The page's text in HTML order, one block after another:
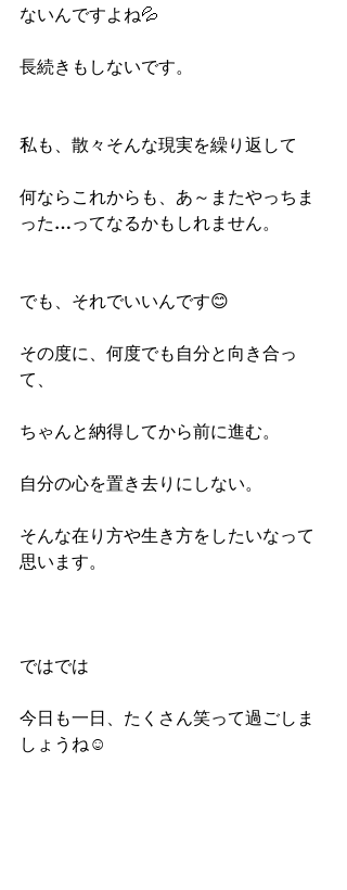
ないんですよね💦
長続きもしないです。
私も、散々そんな現実を繰り返して
何ならこれからも、あ～またやっちま
った…ってなるかもしれません。
でも、それでいいんです😊
その度に、何度でも自分と向き合っ
て、
ちゃんと納得してから前に進む。
自分の心を置き去りにしない。
そんな在り方や生き方をしたいなって
思います。
ではでは
今日も一日、たくさん笑って過ごしま
しょうね☺